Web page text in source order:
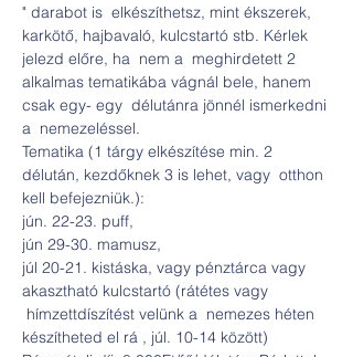
" darabot is  elkészíthetsz, mint ékszerek,
karkötő, hajbavaló, kulcstartó stb. Kérlek
jelezd előre, ha  nem a  meghirdetett 2
alkalmas tematikába vágnál bele, hanem
csak egy- egy  délutánra jönnél ismerkedni
a  nemezeléssel.
Tematika (1 tárgy elkészítése min. 2
délután, kezdőknek 3 is lehet, vagy  otthon
kell befejezniük.):
jún. 22-23. puff,
jún 29-30. mamusz,
júl 20-21. kistáska, vagy pénztárca vagy
akasztható kulcstartó (rátétes vagy
hímzettdíszítést velünk a  nemezes héten
készítheted el rá , júl. 10-14 között)